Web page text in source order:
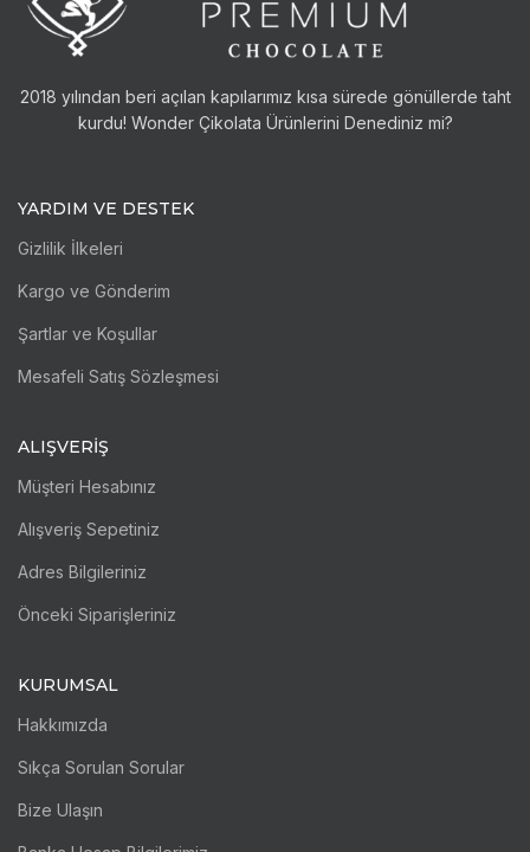
2018 yılından beri açılan kapılarımız kısa sürede gönüllerde taht
kurdu! Wonder Çikolata Ürünlerini Denediniz mi?
YARDIM VE DESTEK
Gizlilik İlkeleri
Kargo ve Gönderim
Şartlar ve Koşullar
Mesafeli Satış Sözleşmesi
ALIŞVERİŞ
Müşteri Hesabınız
Alışveriş Sepetiniz
Adres Bilgileriniz
Önceki Siparişleriniz
KURUMSAL
Hakkımızda
Sıkça Sorulan Sorular
Bize Ulaşın